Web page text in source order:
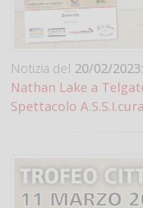
Notizia del 20/02/2023:
Nathan Lake a
Spettacolo